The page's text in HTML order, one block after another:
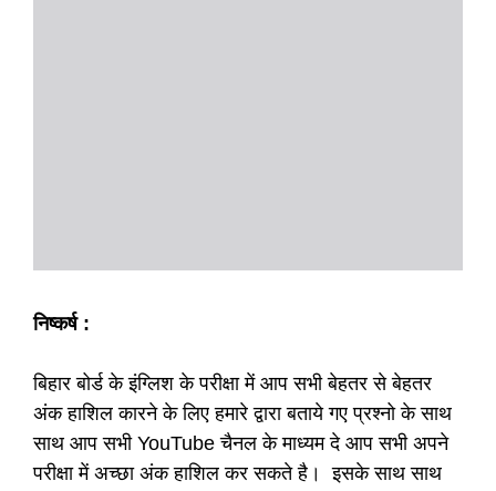
निष्कर्ष :
बिहार बोर्ड के इंग्लिश के परीक्षा में आप सभी बेहतर से बेहतर
अंक हाशिल कारने के लिए हमारे द्वारा बताये गए प्रश्नो के साथ
साथ आप सभी YouTube चैनल के माध्यम दे आप सभी अपने
परीक्षा में अच्छा अंक हाशिल कर सकते है। इसके साथ साथ